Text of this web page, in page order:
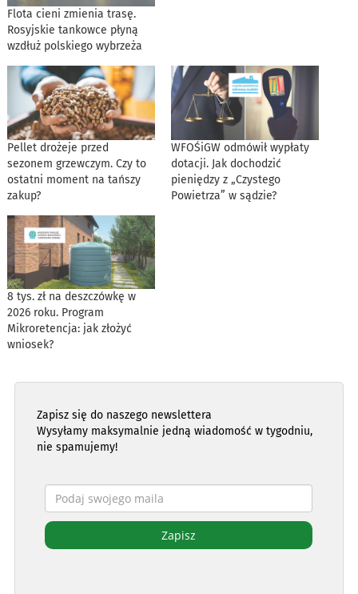
Flota cieni zmienia trasę.
Rosyjskie tankowce płyną
wzdłuż polskiego wybrzeża
Pellet drożeje przed
sezonem grzewczym. Czy to
ostatni moment na tańszy
zakup?
WFOŚiGW odmówił wypłaty
dotacji. Jak dochodzić
pieniędzy z „Czystego
Powietrza” w sądzie?
8 tys. zł na deszczówkę w
2026 roku. Program
Mikroretencja: jak złożyć
wniosek?
Zapisz się do naszego newslettera
Wysyłamy maksymalnie jedną wiadomość w tygodniu,
nie spamujemy!